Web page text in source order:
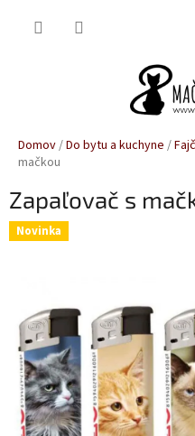
Domov/Do bytu a kuchyne /
mačkou
Zapaľovač s
Novinka